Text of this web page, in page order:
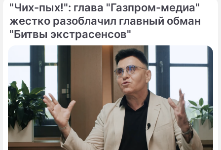
"Чих-пых!": глава "Газпром-медиа"
жестко разоблачил главный обман
"Битвы экстрасенсов"